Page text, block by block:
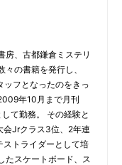
房、古都鎌倉ミステリ
の書籍を発行し、
フとなったのをきっ
年10月まで月刊
て勤務。 その経験と
会Jrクラス3位、2年連
ストライダーとして培
たスケートボード、ス